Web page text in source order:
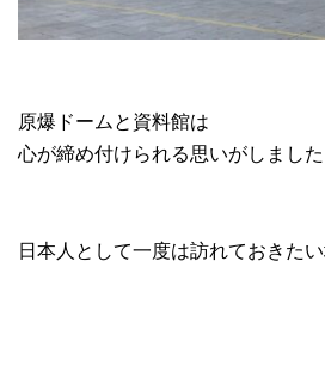
原爆ドームと資料館は
心が締め付けられる思いがしました
日本人として一度は訪れておきたい